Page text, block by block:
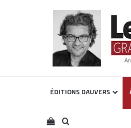
ÉDITIONS DAUVERS
Voir votre panier
Rechercher